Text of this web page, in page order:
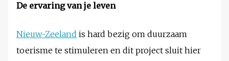
De ervaring van je leven
Nieuw-Zeeland is hard bezig om duurzaam
toerisme te stimuleren en dit project sluit hier